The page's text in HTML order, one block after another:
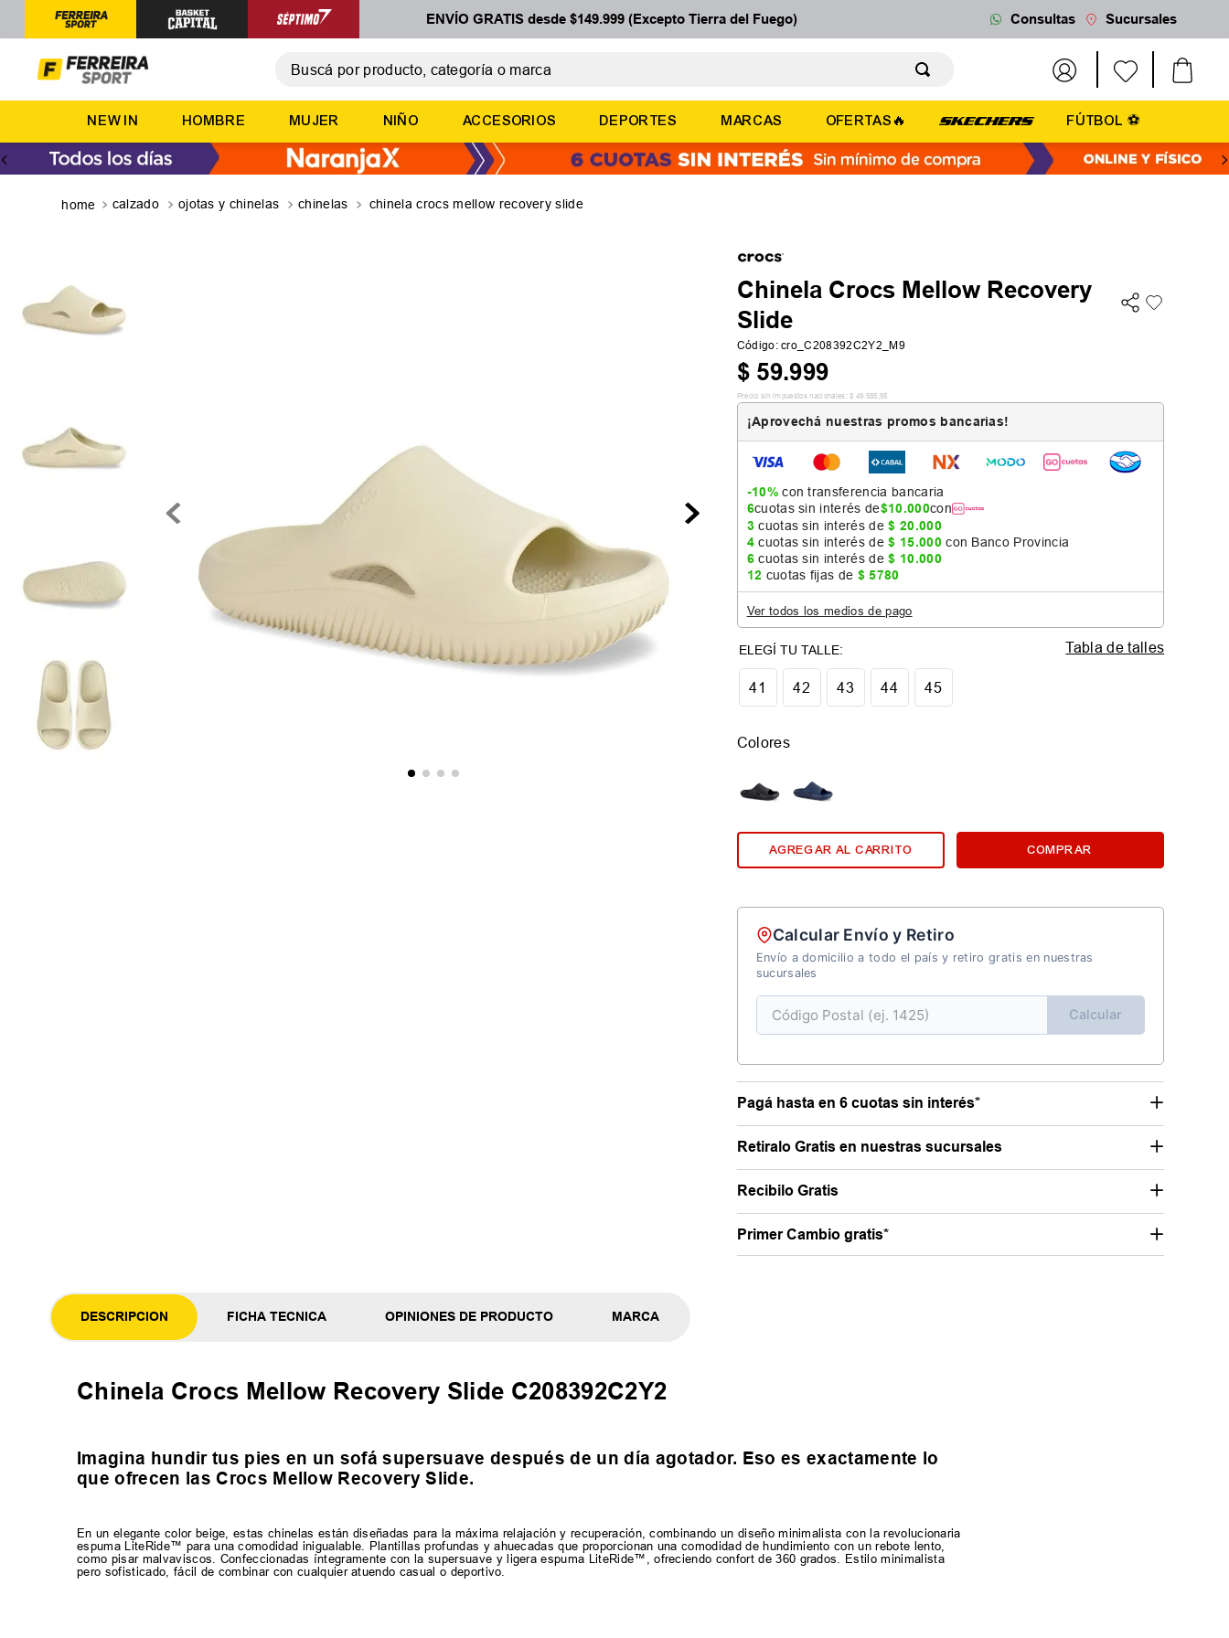
ENVÍO GRATIS desde $149.999 (Excepto Tierra del Fuego) Consultas Sucursales
NEW IN HOMBRE MUJER NIÑO ACCESORIOS DEPORTES MARCAS OFERTAS🔥 FÚTBOL ⚽
calzado ojotas y chinelas chinelas chinela crocs mellow recovery slide
Chinela Crocs Mellow Recovery
Slide
Código:cro_C208392C2Y2_M9
$ 59.999
Precio sin impuestos nacionales: $ 49.585 ,95
¡Aprovechá nuestras promos bancarias!
-10%con transferencia bancaria
6cuotas sin interés de$10.000con
3cuotas sin interés de$ 20.000
4cuotas sin interés de$ 15.000 con Banco Provincia
6cuotas sin interés de$ 10.000
12 cuotas fijas de $ 5780
Ver todos los medios de pago
41 42 43 44 45
Tabla de talles
Colores
AGREGAR AL CARRITO COMPRAR
Calcular Envío y Retiro
Envío a domicilio a todo el país y retiro gratis en nuestras
sucursales
Calcular
Pagá hasta en 6 cuotas sin interés*
Retiralo Gratis en nuestras sucursales
Recibilo Gratis
Primer Cambio gratis*
DESCRIPCION FICHA TECNICA OPINIONES DE PRODUCTO MARCA
Chinela Crocs Mellow Recovery Slide C208392C2Y2
Imagina hundir tus pies en un sofá supersuave después de un día agotador. Eso es exactamente lo
que ofrecen las Crocs Mellow Recovery Slide.
En un elegante color beige, estas chinelas están diseñadas para la máxima relajación y recuperación, combinando un diseño minimalista con la revolucionaria
espuma LiteRide™ para una comodidad inigualable. Plantillas profundas y ahuecadas que proporcionan una comodidad de hundimiento con un rebote lento,
como pisar malvaviscos. Confeccionadas íntegramente con la supersuave y ligera espuma LiteRide™, ofreciendo confort de 360 grados. Estilo minimalista
pero sofisticado, fácil de combinar con cualquier atuendo casual o deportivo.
TÉRMINOS MÁS BUSCADOS
2
basquet
3.
zapatillas mujer